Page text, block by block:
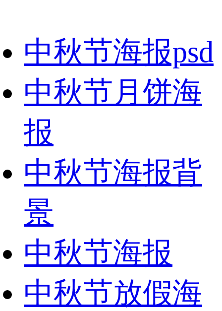
中秋节海报psd
中秋节月饼海
报
中秋节海报背
景
中秋节海报
中秋节放假海